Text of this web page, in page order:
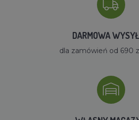
DARMOWA
dla zamówień od 690